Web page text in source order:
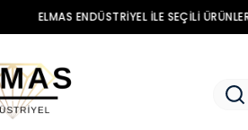
ÖZEL KAMPANYALAR SENI BEKLIYOR !